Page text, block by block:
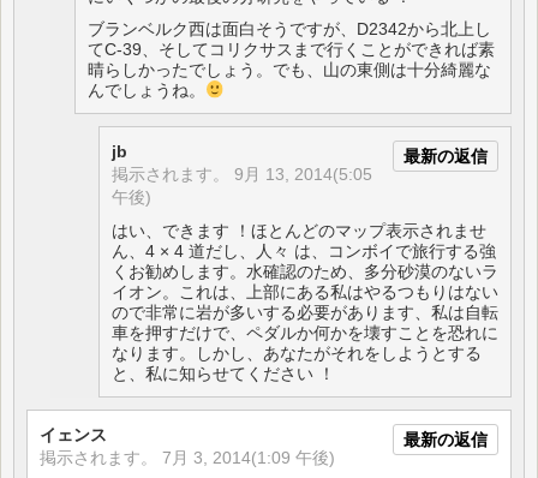
ブランベルク西は面白そうですが、D2342から北上し
てC-39、そしてコリクサスまで行くことができれば素
晴らしかったでしょう。でも、山の東側は十分綺麗な
んでしょうね。
最新の返信
jb
掲示されます。 9月 13, 2014(5:05
午後)
はい、できます ！ほとんどのマップ表示されませ
ん、4 × 4 道だし、人々 は、コンボイで旅行する強
くお勧めします。水確認のため、多分砂漠のないラ
イオン。これは、上部にある私はやるつもりはない
ので非常に岩が多いする必要があります、私は自転
車を押すだけで、ペダルか何かを壊すことを恐れに
なります。しかし、あなたがそれをしようとする
と、私に知らせてください ！
最新の返信
イェンス
掲示されます。 7月 3, 2014(1:09 午後)